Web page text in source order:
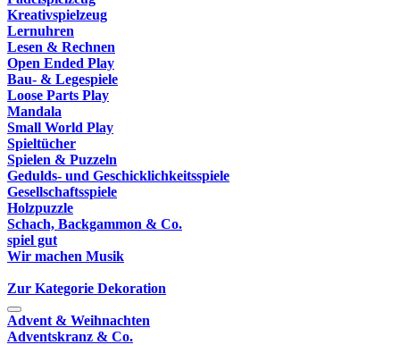
Kreativspielzeug
Lernuhren
Lesen & Rechnen
Open Ended Play
Bau- & Legespiele
Loose Parts Play
Mandala
Small World Play
Spieltücher
Spielen & Puzzeln
Gedulds- und Geschicklichkeitsspiele
Gesellschaftsspiele
Holzpuzzle
Schach, Backgammon & Co.
spiel gut
Wir machen Musik
Zur Kategorie Dekoration
Advent & Weihnachten
Adventskranz & Co.